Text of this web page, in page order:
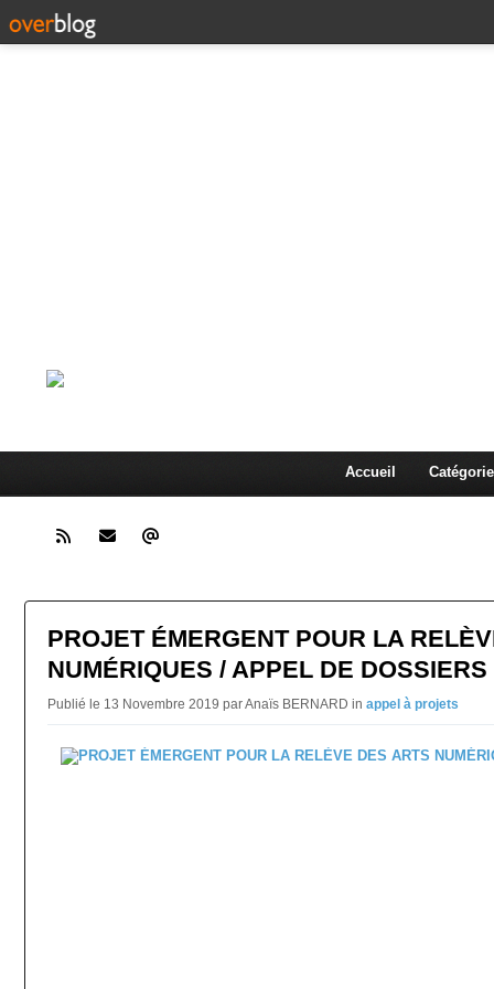
Accueil
PROJET ÉMERGENT POUR LA
NUMÉRIQUES / APPEL DE DOSSIERS
Publié le 13 Novembre 2019 par Anaïs BERNARD in appel à projets